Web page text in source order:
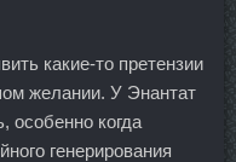
какие-то претензии
желании. У Энантат
особенно когда
генерирования